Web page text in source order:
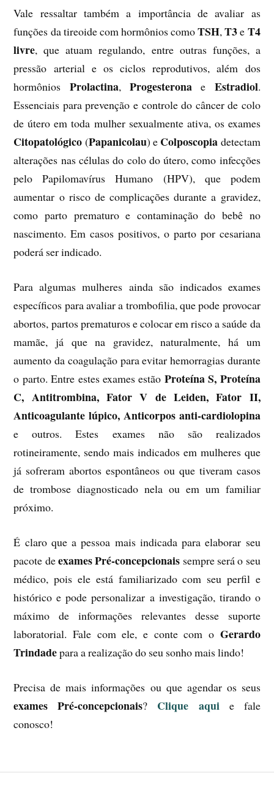
Vale ressaltar também a importância de avaliar as
funções da tireoide com hormônios comoTSH,T3e T4
livre, que atuam regulando, entre outras funções, a
pressão arterial e os ciclos reprodutivos, além dos
hormônios Prolactina,Progesterona e Estradiol.
Essenciais para prevenção e controle do câncer de colo
de útero em toda mulher sexualmente ativa, os exames
Citopatológico (Papanicolau) e Colposcopia detectam
alterações nas células do colo do útero, como infecções
pelo Papilomavírus Humano (HPV), que podem
aumentar o risco de complicações durante a gravidez,
como parto prematuro e contaminação do bebê no
nascimento. Em casos positivos, o parto por cesariana
poderá ser indicado.
Para algumas mulheres ainda são indicados exames
específicos para avaliar a trombofilia, que pode provocar
abortos, partos prematuros e colocar em risco a saúde da
mamãe, já que na gravidez, naturalmente, há um
aumento da coagulação para evitar hemorragias durante
o parto. Entre estes exames estão Proteína S, Proteína
C, Antitrombina, Fator V de Leiden, Fator II,
Anticoagulante lúpico, Anticorpos anti-cardiolopina
e outros. Estes exames não são realizados
rotineiramente, sendo mais indicados em mulheres que
já sofreram abortos espontâneos ou que tiveram casos
de trombose diagnosticado nela ou em um familiar
próximo.
É claro que a pessoa mais indicada para elaborar seu
pacote deexames Pré-concepcionais sempre será o seu
médico, pois ele está familiarizado com seu perfil e
histórico e pode personalizar a investigação, tirando o
máximo de informações relevantes desse suporte
laboratorial. Fale com ele, e conte com o Gerardo
Trindadepara a realização do seu sonho mais lindo!
Precisa de mais informações ou que agendar os seus
exames Pré-concepcionais? Clique aqui e fale
conosco!